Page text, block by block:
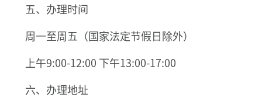
五、办理时间
周一至周五（国家法定节假日除外）
上午9:00-12:00 下午13:00-17:00
六、办理地址